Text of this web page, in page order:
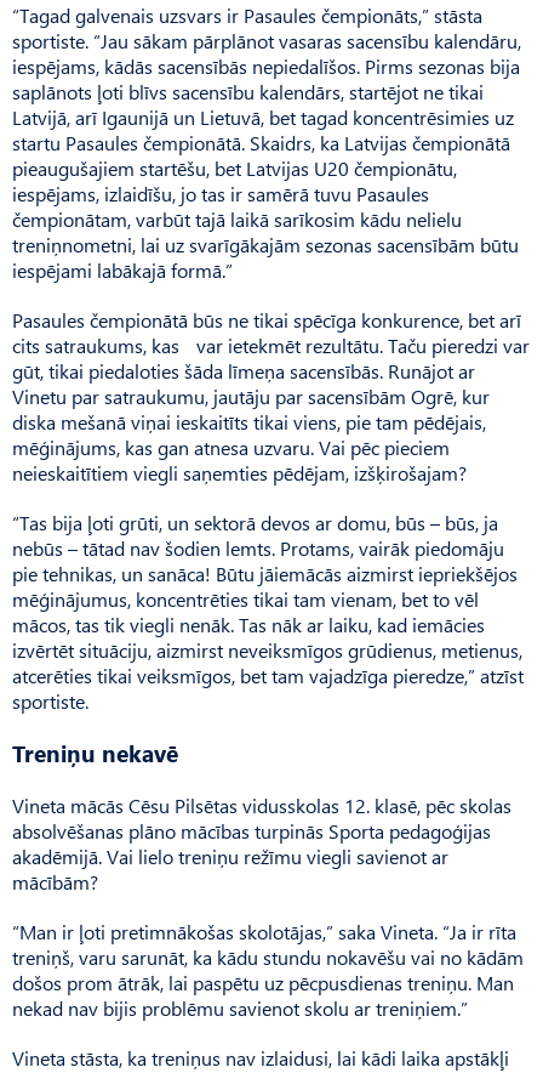
“Tagad galvenais uzsvars ir Pasaules čempionāts,” stāsta
sportiste. “Jau sākam pārplānot vasaras sacensību kalendāru,
iespējams, kādās sacensībās nepiedalīšos. Pirms sezonas bija
saplānots ļoti blīvs sacensību kalendārs, startējot ne tikai
Latvijā, arī Igaunijā un Lietuvā, bet tagad koncentrēsimies uz
startu Pa­saules čempionātā. Skaidrs, ka Latvijas čempionātā
pieaugušajiem startēšu, bet Latvijas U20 čempionātu,
iespējams, izlaidīšu, jo tas ir samērā tuvu Pasaules
čempionātam, varbūt tajā laikā sarīkosim kādu nelielu
treniņnometni, lai uz svarīgākajām sezonas sacensībām būtu
iespējami labākajā formā.”
Pasaules čempionātā būs ne tikai spēcīga konkurence, bet arī
cits satraukums, kas var ietekmēt rezultātu. Taču pieredzi var
gūt, tikai piedaloties šāda līmeņa sacensībās. Runājot ar
Vinetu par satraukumu, jautāju par sacensībām Ogrē, kur
diska mešanā viņai ieskaitīts tikai viens, pie tam pēdējais,
mēģinājums, kas gan atnesa uzvaru. Vai pēc pieciem
neieskaitītiem viegli saņemties pēdējam, izšķirošajam?
“Tas bija ļoti grūti, un sektorā devos ar domu, būs – būs, ja
nebūs – tātad nav šodien lemts. Protams, vairāk piedomāju
pie tehnikas, un sanāca! Būtu jāiemācās aizmirst iepriekšējos
mēģinājumus, koncentrēties tikai tam vienam, bet to vēl
mācos, tas tik viegli nenāk. Tas nāk ar laiku, kad iemācies
izvērtēt situāciju, aizmirst neveiksmīgos grūdienus, metienus,
atcerēties tikai veiksmīgos, bet tam vajadzīga pieredze,” atzīst
sportiste.
Treniņu nekavē
Vineta mācās Cēsu Pilsētas vidusskolas 12. klasē, pēc skolas
absolvēšanas plāno mācības turpinās Sporta pedagoģijas
akadēmijā. Vai lielo treniņu režīmu viegli savienot ar
mācībām?
“Man ir ļoti pretimnākošas skolotājas,” saka Vineta. “Ja ir rīta
treniņš, varu sarunāt, ka kādu stundu nokavēšu vai no kādām
došos prom ātrāk, lai paspētu uz pēcpusdienas treniņu. Man
nekad nav bijis problēmu savienot skolu ar treniņiem.”
Vineta stāsta, ka treniņus nav izlaidusi, lai kādi laika apstākļi